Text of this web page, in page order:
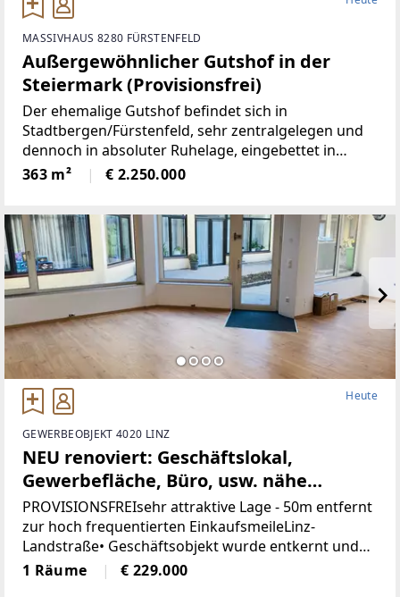
uschenschänken & Wanderwegen* 2 Terrassen mit
Fernsicht* Hochwertige Ausstattung & gepflegtes A
ort für 2 Fahrzeuge inkl.KFZ-
Elektroanschluß* 5G Netzabdeckung*
MASSIVHAUS 8280 FÜRSTENFELD
Außergewöhnlicher Gutshof in der
Steiermark (Provisionsfrei)
Der ehemalige Gutshof befindet sich in
Stadtbergen/Fürstenfeld, sehr zentralgelegen und
dennoch in absoluter Ruhelage, eingebettet in
wunderbare Natur.Die Liegenschaft bietet ein hohes
Maß an Privatsphäre, versprüht
363 m² € 2.250.000
Heute
GEWERBEOBJEKT 4020 LINZ
NEU renoviert: Geschäftslokal,
Gewerbefläche, Büro, usw. nähe
Landstrasse-Linz (Provisionsfrei)
PROVISIONSFREIsehr attraktive Lage - 50m entfernt
zur hoch frequentierten EinkaufsmeileLinz-
Landstraße• Geschäftsobjekt wurde entkernt und
generalsaniert• Klimatisiert (Klimaanlage)• neue
Böden, neue Heizkörper•
1 Räume € 229.000